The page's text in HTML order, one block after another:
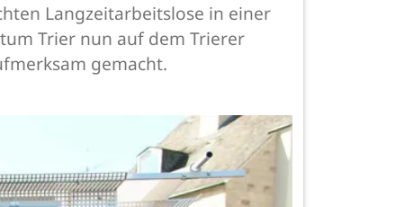
Langzeitarbeitslose in einer
Trier nun auf dem Trierer
gemacht.